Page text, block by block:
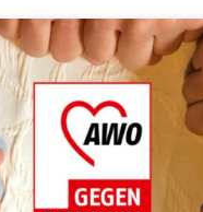
gegen Rassismus am 21. März
gegen Diskriminierung in
der AWO Spree-
Aktionen in der
diesem Jahr nahmen auch die
AWO Geschäftsstelle an einer